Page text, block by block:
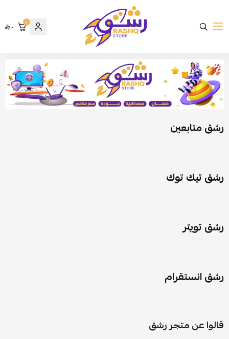
متجر رشق ٠ ٠
رشق متابعين
رشق تيك توك
رشق تويتر
رشق انستقرام
قالوا عن متجر رشق